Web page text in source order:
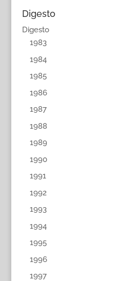
Digesto
Digesto
1983
1984
1985
1986
1987
1988
1989
1990
1991
1992
1993
1994
1995
1996
1997